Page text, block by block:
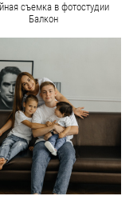
съемка в фотостудии
Балкон